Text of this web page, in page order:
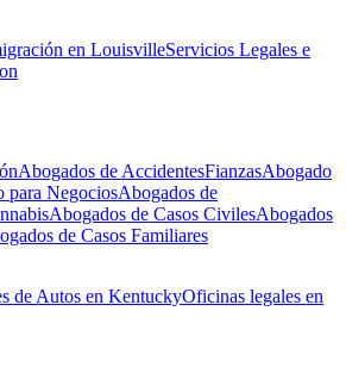
en LouisvilleServicios Legales e
Abogados de AccidentesFianzasAbogado
para NegociosAbogados de
Abogados de Casos CivilesAbogados
de Casos Familiares
de Autos en KentuckyOficinas legales en